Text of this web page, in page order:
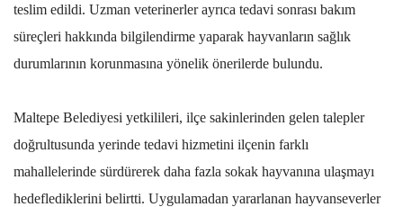
teslim edildi. Uzman veterinerler ayrıca tedavi sonrası bakım
süreçleri hakkında bilgilendirme yaparak hayvanların sağlık
durumlarının korunmasına yönelik önerilerde bulundu.
Maltepe Belediyesi yetkilileri, ilçe sakinlerinden gelen talepler
doğrultusunda yerinde tedavi hizmetini ilçenin farklı
mahallelerinde sürdürerek daha fazla sokak hayvanına ulaşmayı
hedeflediklerini belirtti. Uygulamadan yararlanan hayvanseverler